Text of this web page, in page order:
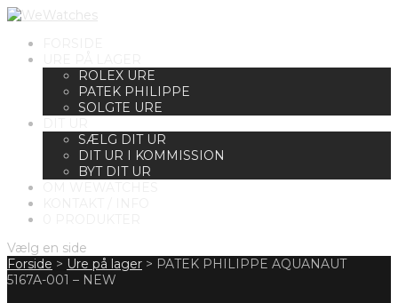
ROLEX URE
PATEK PHILIPPE
SOLGTE URE
SÆLG DIT UR
DIT UR I KOMMISSION
BYT DIT UR
Vælg en side
Forside > Ure på lager > PATEK PHILIPPE AQUANAUT
5167A-001 – NEW